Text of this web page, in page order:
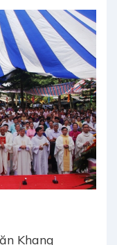
Khang